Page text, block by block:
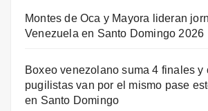
Montes de Oca y Mayora lideran
Venezuela en Santo Domingo 2026
Boxeo venezolano suma 4 finales y
pugilistas van por el mismo pase
en Santo Domingo